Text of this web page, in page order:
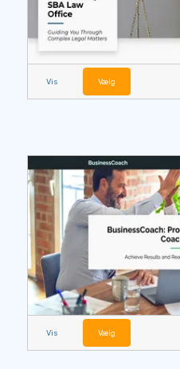
Vis Vælg
Vis Vælg